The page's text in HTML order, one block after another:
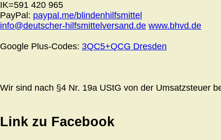
IK=591 420 965
PayPal: paypal.me/blindenhilfsmittel
info@deutscher-hilfsmittelversand.de www.bhvd.de
Google Plus-Codes: 3QC5+QCG Dresden
Wir sind nach §4 Nr. 19a UStG von der Umsatzsteuer
Link zu Facebook